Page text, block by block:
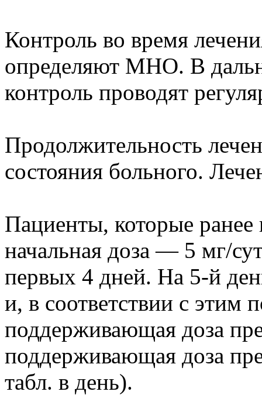
Контроль во время
определяют MHO. В
контроль проводят
Продолжительность
состояния больного.
Пациенты, которые
начальная доза — 5 мг/
первых 4 дней. На 5-й
и, в соответствии с этим
поддерживающая доза
поддерживающая доза
табл. в день).